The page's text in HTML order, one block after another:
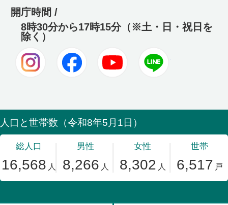
開庁時間 /
8時30分から17時15分（※土・日・祝日を
除く）
Instagram Facebook Youtube